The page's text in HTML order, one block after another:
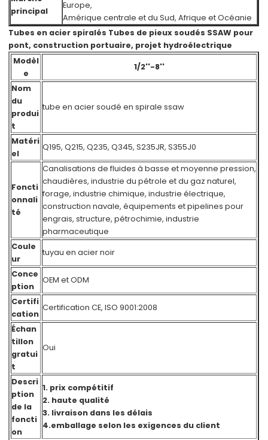
principal
Europe,
Amérique centrale et du Sud, Afrique et Océanie
Tubes en acier spiralés Tubes de pieux soudés SSAW pour
pont, construction portuaire, projet hydroélectrique
Modèl
e
1/2''-8''
Nom
du
produi
t
tube en acier soudé en spirale ssaw
Matéri
el
Q195, Q215, Q235, Q345, S235JR, S355J0
Foncti
onnali
té
Canalisations de fluides à basse et moyenne pression,
chaudières, industrie du pétrole et du gaz naturel,
forage, industrie chimique, industrie électrique,
construction navale, équipements et pipelines pour
engrais, structure, pétrochimie, industrie
pharmaceutique
Coule
ur
tuyau en acier noir
Conce
ption
OEM et ODM
Certifi
cation
Certification CE, ISO 9001:2008
Échan
tillon
gratui
t
Oui
Descri
ption
de la
foncti
on
1. prix compétitif
2. haute qualité
3. livraison dans les délais
4.emballage selon les exigences du client